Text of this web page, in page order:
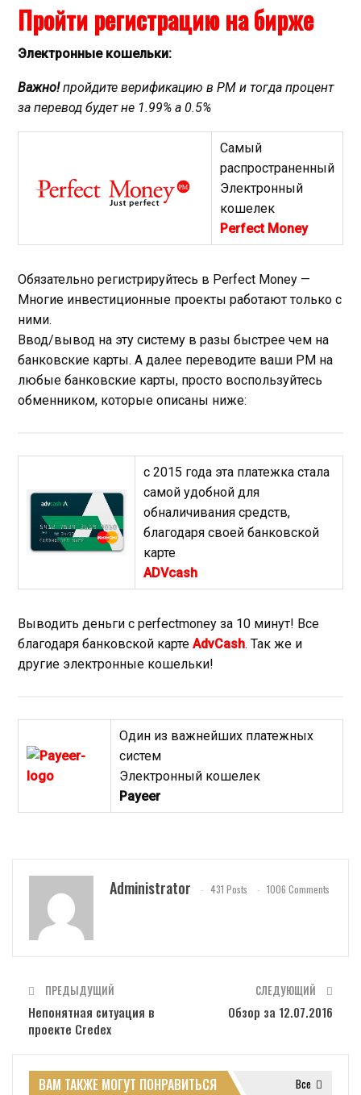
Пройти регистрацию на бирже
Электронные кошельки:
Важно!пройдите верификацию в PM и тогда процент
за перевод будет не 1.99% а 0.5%
Самый
распространенный
Электронный
кошелек
Perfect Money
Обязательно регистрируйтесь в Perfect Money —
Многие инвестиционные проекты работают только с
ними.
Ввод/вывод на эту систему в разы быстрее чем на
банковские карты. А далее переводите ваши PM на
любые банковские карты, просто воспользуйтесь
обменником, которые описаны ниже:
с 2015 года эта платежка стала
самой удобной для
обналичивания средств,
благодаря своей банковской
карте
ADVcash
Выводить деньги с perfectmoney за 10 минут! Все
благодаря банковской карте AdvCash. Так же и
другие электронные кошельки!
Один из важнейших платежных
систем
Электронный кошелек
Payeer
Administrator 431 Posts 1006 Comments
ПРЕДЫДУЩИЙ
Непонятная ситуация в
проекте Credex
СЛЕДУЮЩИЙ
Обзор за 12.07.2016
Все
ВАМ ТАКЖЕ МОГУТ ПОНРАВИТЬСЯ